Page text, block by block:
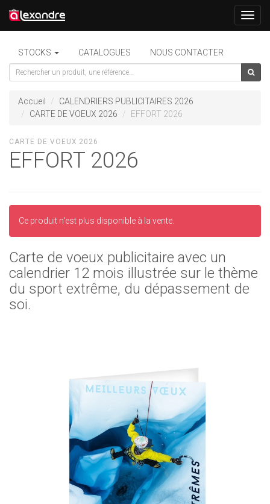
STOCKS CATALOGUES NOUS CONTACTER
Accueil
CALENDRIERS PUBLICITAIRES 2026
CARTE DE VOEUX 2026
EFFORT 2026
CARTE DE VOEUX 2026
EFFORT 2026
Ce produit n'est plus disponible à la vente.
Carte de voeux publicitaire avec un
calendrier 12 mois illustrée sur le thème
du sport extrême, du dépassement de
soi.